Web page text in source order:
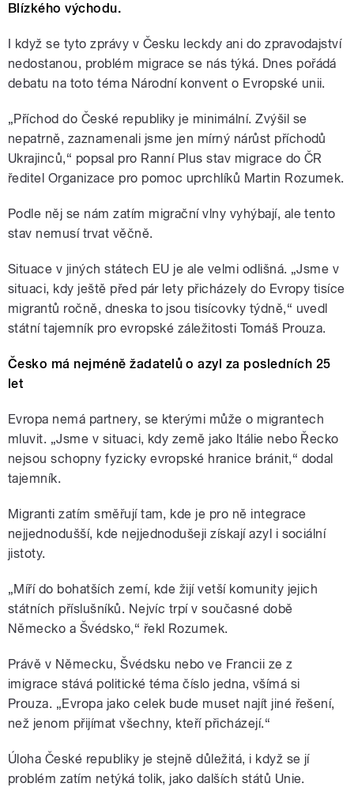
Blízkého východu.
I když se tyto zprávy v Česku leckdy ani do zpravodajství
nedostanou, problém migrace se nás týká. Dnes pořádá
debatu na toto téma Národní konvent o Evropské unii.
„Příchod do České republiky je minimální. Zvýšil se
nepatrně, zaznamenali jsme jen mírný nárůst příchodů
Ukrajinců,“ popsal pro Ranní Plus stav migrace do ČR
ředitel Organizace pro pomoc uprchlíků Martin Rozumek.
Podle něj se nám zatím migrační vlny vyhýbají, ale tento
stav nemusí trvat věčně.
Situace v jiných státech EU je ale velmi odlišná. „Jsme v
situaci, kdy ještě před pár lety přicházely do Evropy tisíce
migrantů ročně, dneska to jsou tisícovky týdně,“ uvedl
státní tajemník pro evropské záležitosti Tomáš Prouza.
Česko má nejméně žadatelů o azyl za posledních 25
let
Evropa nemá partnery, se kterými může o migrantech
mluvit. „Jsme v situaci, kdy země jako Itálie nebo Řecko
nejsou schopny fyzicky evropské hranice bránit,“ dodal
tajemník.
Migranti zatím směřují tam, kde je pro ně integrace
nejjednodušší, kde nejjednodušeji získají azyl i sociální
jistoty.
„Míří do bohatších zemí, kde žijí vetší komunity jejich
státních příslušníků. Nejvíc trpí v současné době
Německo a Švédsko,“ řekl Rozumek.
Právě v Německu, Švédsku nebo ve Francii ze z
imigrace stává politické téma číslo jedna, všímá si
Prouza. „Evropa jako celek bude muset najít jiné řešení,
než jenom přijímat všechny, kteří přicházejí.“
Úloha České republiky je stejně důležitá, i když se jí
problém zatím netýká tolik, jako dalších států Unie.